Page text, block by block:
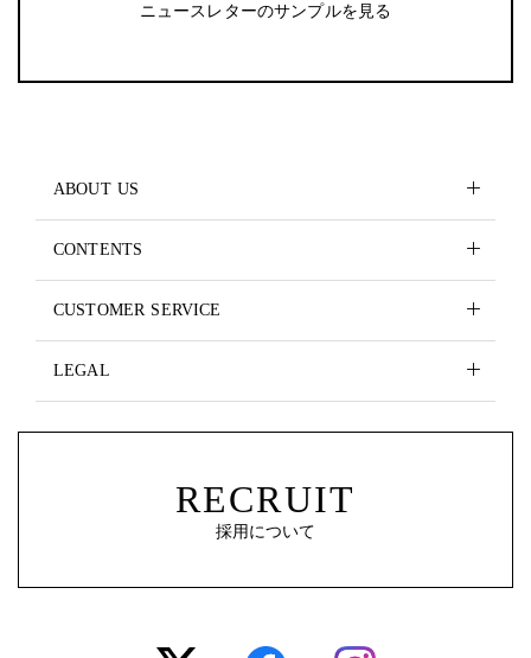
ニュースレターのサンプルを見る
ABOUT US
CONTENTS
CUSTOMER SERVICE
LEGAL
RECRUIT
採用について